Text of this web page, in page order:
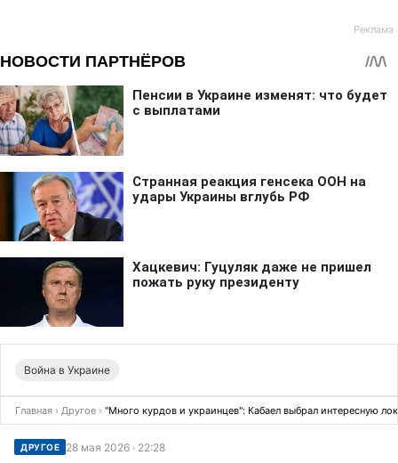
Война в Украине
Главная › Другое › "Много курдов и украинцев": Кабаел выбрал интересную
ДРУГОЕ 28 мая 2026 · 22:28